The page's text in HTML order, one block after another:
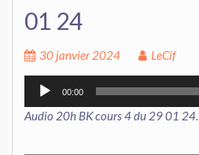
01 24
30 janvier 2024
LeCif
Lecteur
audio
00:00
Audio 20h BK cours 4 du 29 01 24.